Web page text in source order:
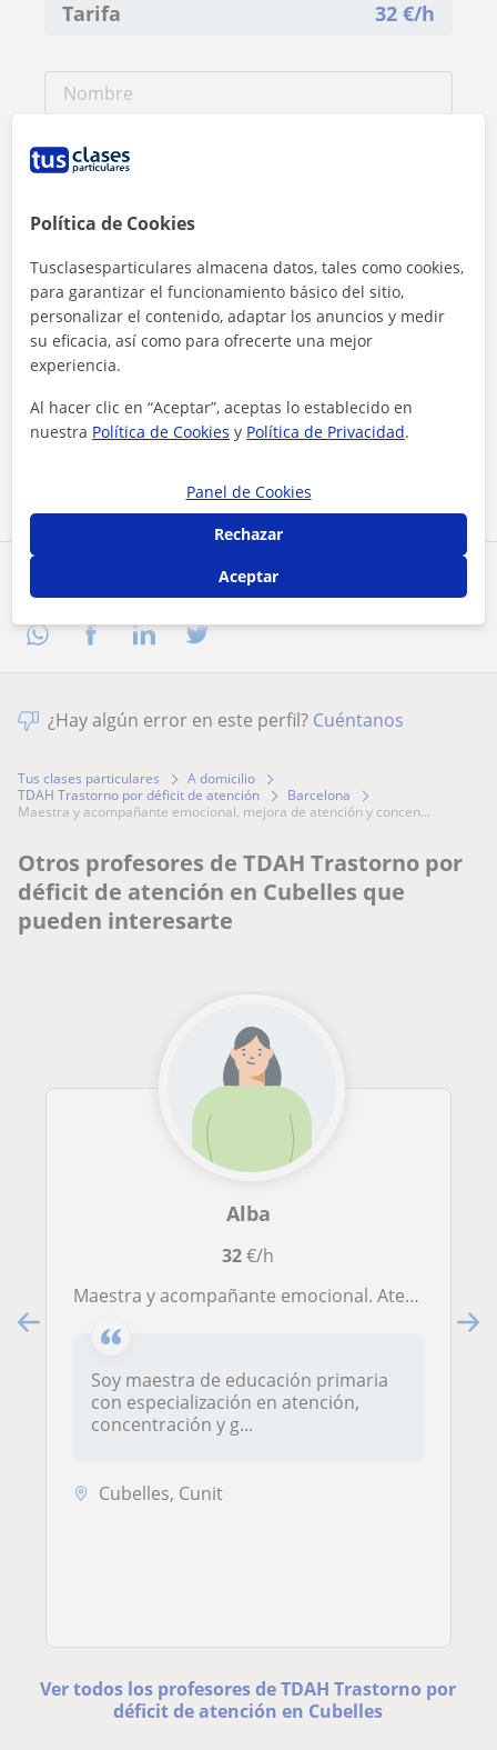
Comparte a este profesor
Tarifa 32 €/h
Al hacer clic, aceptas nuestroaviso legaly deprivacidad
¿Hay algún error en este perfil? Cuéntanos
Tus clases particulares
A domicilio
TDAH Trastorno por déficit de atención
Barcelona
maestra y acompañante emocional. mejora de atención y concen...
Otros profesores de TDAH Trastorno por
déficit de atención en Cubelles que
pueden interesarte
Alba
32€/h
Maestra y acompañante emocional. Atención y concentración (5-12 años).
Soy maestra de educación primaria
con especialización en atención,
concentración y g...
Cubelles, Cunit
Ver todos los profesores de TDAH Trastorno por
déficit de atención en Cubelles
Política de Cookies
Tusclasesparticulares almacena datos, tales como cookies,
para garantizar el funcionamiento básico del sitio,
personalizar el contenido, adaptar los anuncios y medir
su eficacia, así como para ofrecerte una mejor
experiencia.
Al hacer clic en “Aceptar”, aceptas lo establecido en
nuestra Política de Cookies y Política de Privacidad.
Panel de Cookies
Rechazar
Aceptar